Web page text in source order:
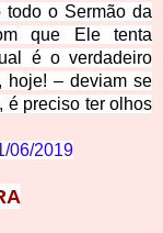
todo o Sermão da
que Ele tenta
é o verdadeiro
hoje! – deviam se
é preciso ter olhos
06/2019